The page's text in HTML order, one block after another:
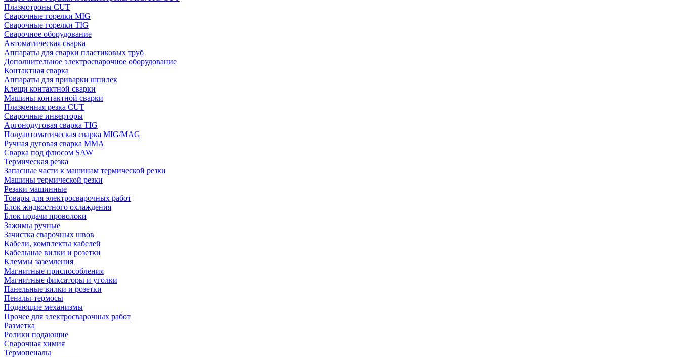
Плазмотроны CUT
Сварочные горелки MIG
Сварочные горелки TIG
Сварочное оборудование
Автоматическая сварка
Аппараты для сварки пластиковых труб
Дополнительное электросварочное оборудование
Контактная сварка
Аппараты для приварки шпилек
Клещи контактной сварки
Машины контактной сварки
Плазменная резка CUT
Сварочные инверторы
Аргонодуговая сварка TIG
Полуавтоматическая сварка MIG/MAG
Ручная дуговая сварка MMA
Сварка под флюсом SAW
Термическая резка
Запасные части к машинам термической резки
Машины термической резки
Резаки машинные
Товары для электросварочных работ
Блок жидкостного охлаждения
Блок подачи проволоки
Зажимы ручные
Зачистка сварочных швов
Кабели, комплекты кабелей
Кабельные вилки и розетки
Клеммы заземления
Магнитные приспособления
Магнитные фиксаторы и уголки
Панельные вилки и розетки
Пеналы-термосы
Подающие механизмы
Прочее для электросварочных работ
Разметка
Ролики подающие
Сварочная химия
Термопеналы